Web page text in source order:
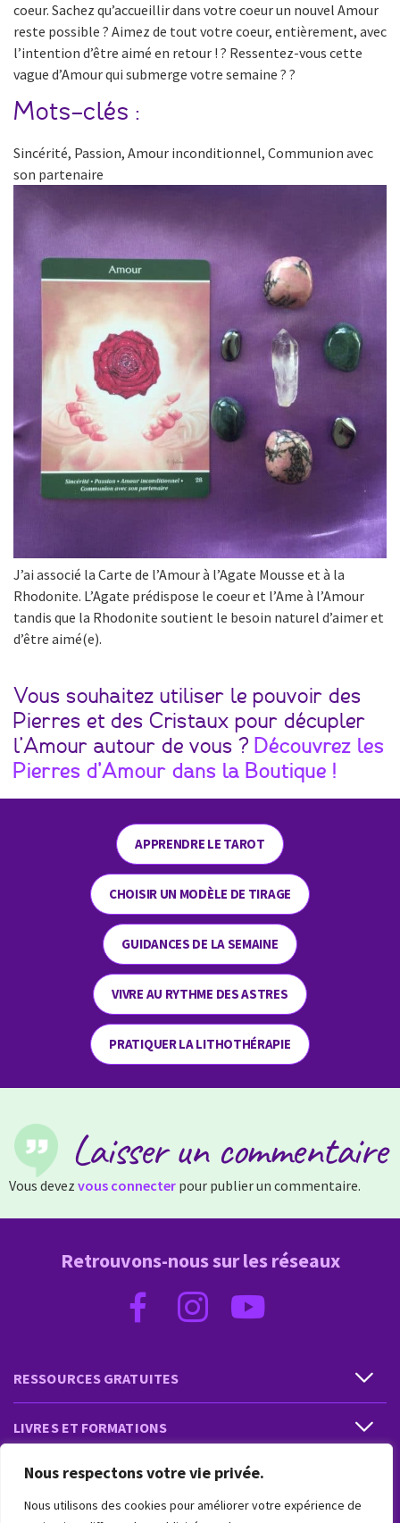
Nous respectons votre vie privée.
Nous utilisons des cookies pour améliorer votre expérience de
coeur. Sachez qu’accueillir dans votre coeur un nouvel Amour
reste possible ? Aimez de tout votre coeur, entièrement, avec
l’intention d’être aimé en retour ! ? Ressentez-vous cette
vague d’Amour qui submerge votre semaine ? ?
Mots-clés :
Sincérité, Passion, Amour inconditionnel, Communion avec
son partenaire
J’ai associé la Carte de l’Amour à l’Agate Mousse et à la
Rhodonite. L’Agate prédispose le coeur et l’Ame à l’Amour
tandis que la Rhodonite soutient le besoin naturel d’aimer et
d’être aimé(e).
Vous souhaitez utiliser le pouvoir des
Pierres et des Cristaux pour décupler
l’Amour autour de vous ? Découvrez les
Pierres d’Amour dans la Boutique !
APPRENDRE LE TAROT
CHOISIR UN MODÈLE DE TIRAGE
GUIDANCES DE LA SEMAINE
VIVRE AU RYTHME DES ASTRES
PRATIQUER LA LITHOTHÉRAPIE
Laisser un commentaire
Vous devez vous connecter pour publier un commentaire.
RESSOURCES GRATUITES
LIVRES ET FORMATIONS
PRESTATIONS ET PRODUITS
Retrouvons-nous sur les réseaux